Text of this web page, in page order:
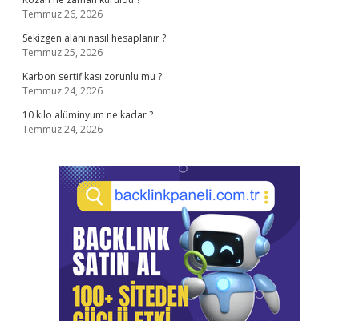
Temmuz 26, 2026
Sekizgen alanı nasıl hesaplanır ?
Temmuz 25, 2026
Karbon sertifikası zorunlu mu ?
Temmuz 24, 2026
10 kilo alüminyum ne kadar ?
Temmuz 24, 2026